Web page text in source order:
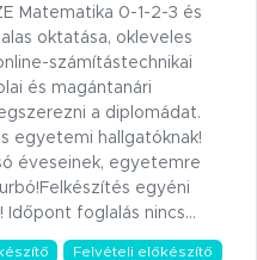
Matematika 0-1-2-3 és
oktatása, okleveles
számítástechnikai
és magántanári
a diplomádat.
egyetemi hallgatóknak!
éveseinek, egyetemre
egyéni
Időpont foglalás nincs…
Felvételi előkészítő